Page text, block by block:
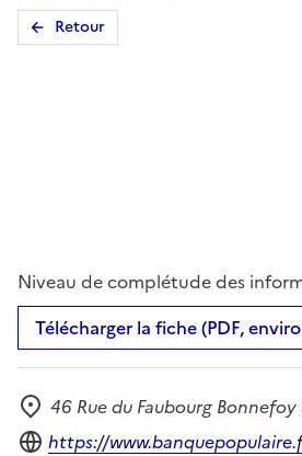
Retour
Niveau de complétude des
Télécharger la fiche (PDF,
Adresse
46 Rue du Faubourg
Site internet
https://